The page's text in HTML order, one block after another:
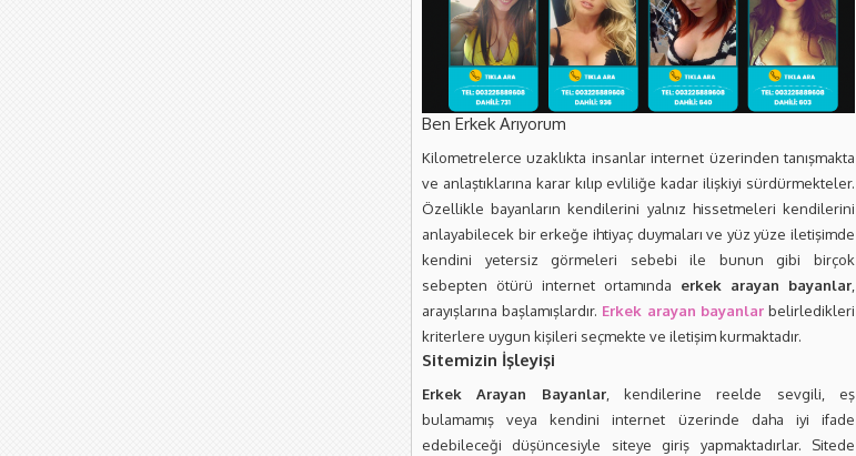
Ben Erkek Arıyorum
Kilometrelerce uzaklıkta insanlar internet üzerinden tanışmakta
ve anlaştıklarına karar kılıp evliliğe kadar ilişkiyi sürdürmekteler.
Özellikle bayanların kendilerini yalnız hissetmeleri kendilerini
anlayabilecek bir erkeğe ihtiyaç duymaları ve yüz yüze iletişimde
kendini yetersiz görmeleri sebebi ile bunun gibi birçok
sebepten ötürü internet ortamında erkek arayan bayanlar,
arayışlarına başlamışlardır. Erkek arayan bayanlarbelirledikleri
kriterlere uygun kişileri seçmekte ve iletişim kurmaktadır.
Sitemizin İşleyişi
Erkek Arayan Bayanlar, kendilerine reelde sevgili, eş
bulamamış veya kendini internet üzerinde daha iyi ifade
edebileceği düşüncesiyle siteye giriş yapmaktadırlar. Sitede